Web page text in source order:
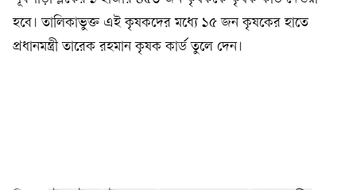
হবে। তালিকাভুক্ত এই কৃষকদের মধ্যে ১৫ জন কৃষকের হাতে
প্রধানমন্ত্রী তারেক রহমান কৃষক কার্ড তুলে দেন।